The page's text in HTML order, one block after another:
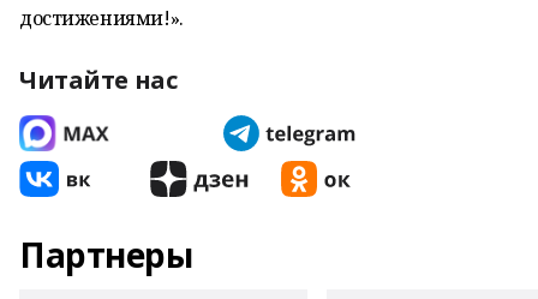
достижениями!».
Читайте нас
Партнеры